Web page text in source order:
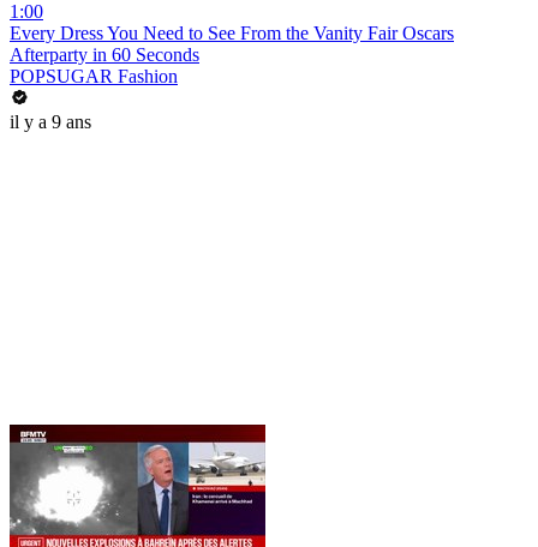
1:00
Every Dress You Need to See From the Vanity Fair Oscars
Afterparty in 60 Seconds
POPSUGAR Fashion
il y a 9 ans